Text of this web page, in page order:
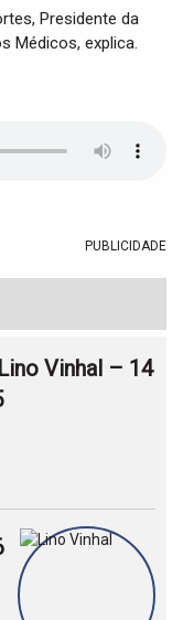
Presidente da
Médicos, explica.
PUBLICIDADE
Vinhal – 14